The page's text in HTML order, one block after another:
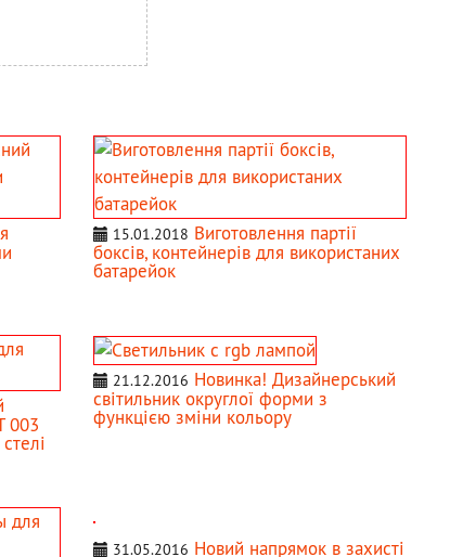
15.01.2018 Виготовлення партії
боксів, контейнерів для використаних
батарейок
003
21.12.2016 Новинка! Дизайнерський
світильник округлої форми з
функцією зміни кольору
31.05.2016 Новий напрямок в захисті